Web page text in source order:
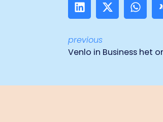
previous
Venlo in Business het